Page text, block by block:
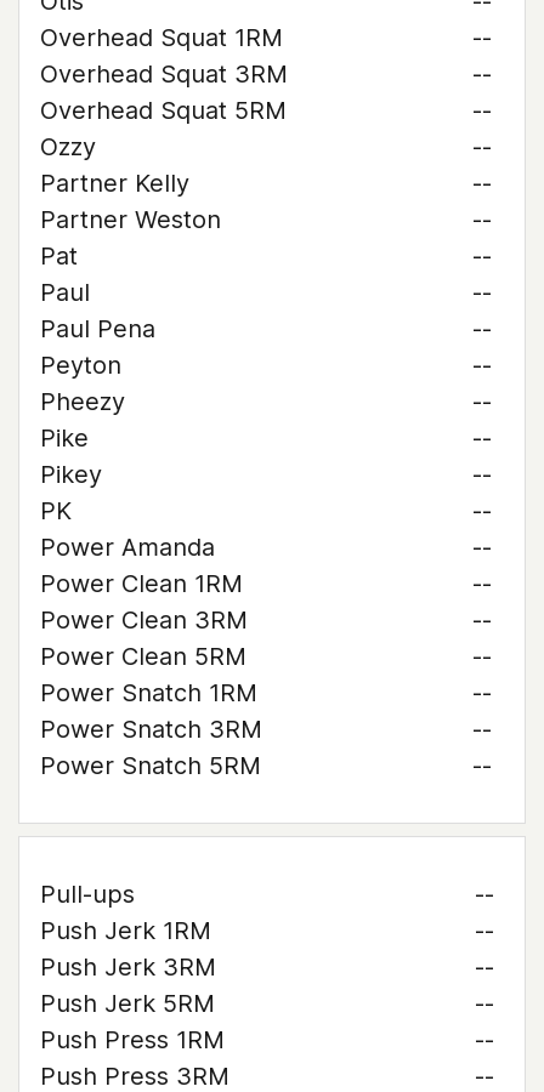
Overhead Squat 1RM
--
Overhead Squat 3RM
--
Overhead Squat 5RM
--
Ozzy
--
Partner Kelly
--
Partner Weston
--
Pat
--
Paul
--
Paul Pena
--
Peyton
--
Pheezy
--
Pike
--
Pikey
--
PK
--
Power Amanda
--
Power Clean 1RM
--
Power Clean 3RM
--
Power Clean 5RM
--
Power Snatch 1RM
--
Power Snatch 3RM
--
Power Snatch 5RM
--
Pull-ups
--
Push Jerk 1RM
--
Push Jerk 3RM
--
Push Jerk 5RM
--
Push Press 1RM
--
Push Press 3RM
--